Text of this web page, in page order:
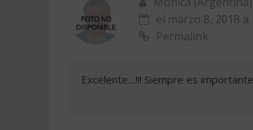
el marzo 8, 2018 a
Permalink
Excelente…!!! Siempre es